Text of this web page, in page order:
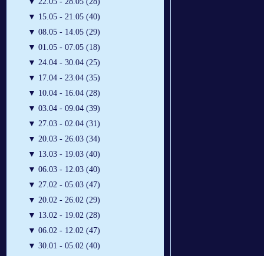
▼ 15.05 - 21.05 (40)
▼ 08.05 - 14.05 (29)
▼ 01.05 - 07.05 (18)
▼ 24.04 - 30.04 (25)
▼ 17.04 - 23.04 (35)
▼ 10.04 - 16.04 (28)
▼ 03.04 - 09.04 (39)
▼ 27.03 - 02.04 (31)
▼ 20.03 - 26.03 (34)
▼ 13.03 - 19.03 (40)
▼ 06.03 - 12.03 (40)
▼ 27.02 - 05.03 (47)
▼ 20.02 - 26.02 (29)
▼ 13.02 - 19.02 (28)
▼ 06.02 - 12.02 (47)
▼ 30.01 - 05.02 (40)